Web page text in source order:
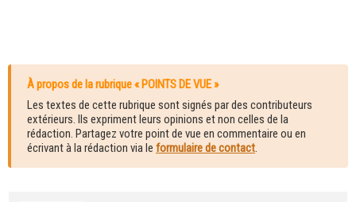
À propos de la rubrique « POINTS DE VUE »
Les textes de cette rubrique sont signés par des contributeurs
extérieurs. Ils expriment leurs opinions et non celles de la
rédaction. Partagez votre point de vue en commentaire ou en
écrivant à la rédaction via le formulaire de contact.